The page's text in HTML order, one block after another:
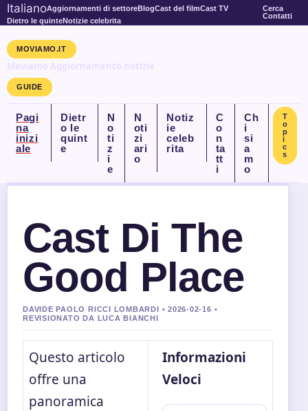
ItalianoAggiornamenti di settoreBlogCast del filmCast TV
Dietro le quinteNotizie celebrita
Cerca
Contatti
MOVIAMO.IT
Moviamo Aggiornamento notizie
GUIDE
Pagi
na
inizi
ale
Dietr
o le
quint
e
N
o
ti
z
i
e
N
oti
zi
ari
o
Notiz
ie
celeb
rita
C
o
n
ta
tt
i
Ch
i
si
a
m
o
T
o
p
i
c
s
Cast Di The
Good Place
DAVIDE PAOLO RICCI LOMBARDI • 2026-02-16 •
REVISIONATO DA LUCA BIANCHI
Questo articolo
offre una
panoramica
Informazioni
Veloci